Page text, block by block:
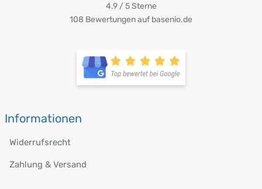
4.9 / 5Sterne
108 Bewertungen auf basenio.de
öffnet in neuem Fenster
Informationen
Widerrufsrecht
Zahlung & Versand